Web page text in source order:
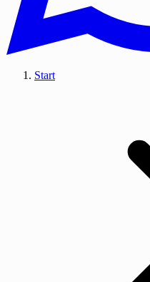
Start